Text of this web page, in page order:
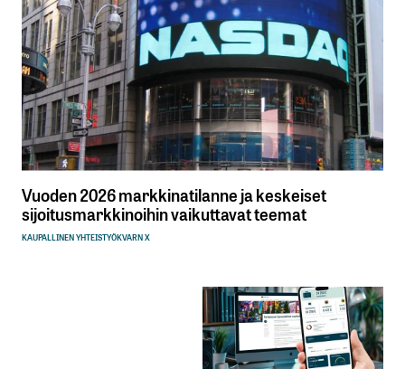
Vuoden 2026 markkinatilanne ja keskeiset
sijoitusmarkkinoihin vaikuttavat teemat
KAUPALLINEN YHTEISTYÖKVARN X